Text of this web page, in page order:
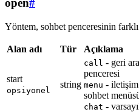
open#
Yöntem, sohbet penceresinin
Alan adı Tür Açıklama
start
opsiyonel
string
call - geri
penceresi
menu -
sohbet
chat -